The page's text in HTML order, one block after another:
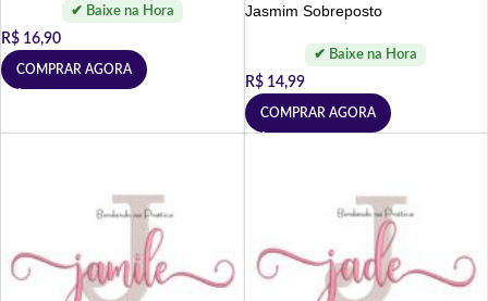
R$ 16,90
COMPRAR AGORA
Jasmim Sobreposto
R$14,99
COMPRAR AGORA